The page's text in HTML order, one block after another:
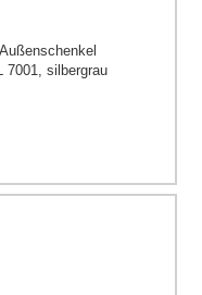
7001, silbergrau